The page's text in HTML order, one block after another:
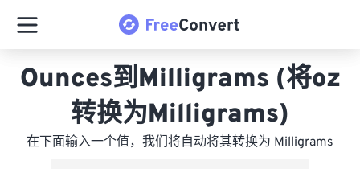
Ounces到Milligrams (将oz
转换为Milligrams)
在下面输入一个值，我们将自动将其转换为 Milligrams